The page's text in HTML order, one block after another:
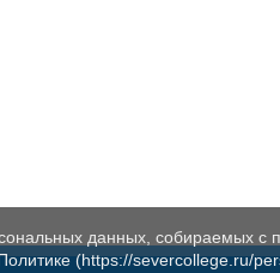
данных, собираемых
(https://severcollege.ru/